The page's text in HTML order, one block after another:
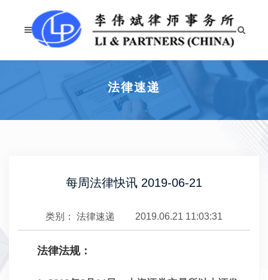
法律速递
每周法律快讯 2019-06-21
类别： 法律速递 2019.06.21 11:03:31
法律法规：